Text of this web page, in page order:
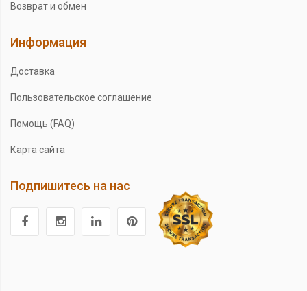
Возврат и обмен
Информация
Доставка
Пользовательское соглашение
Помощь (FAQ)
Карта сайта
Подпишитесь на нас